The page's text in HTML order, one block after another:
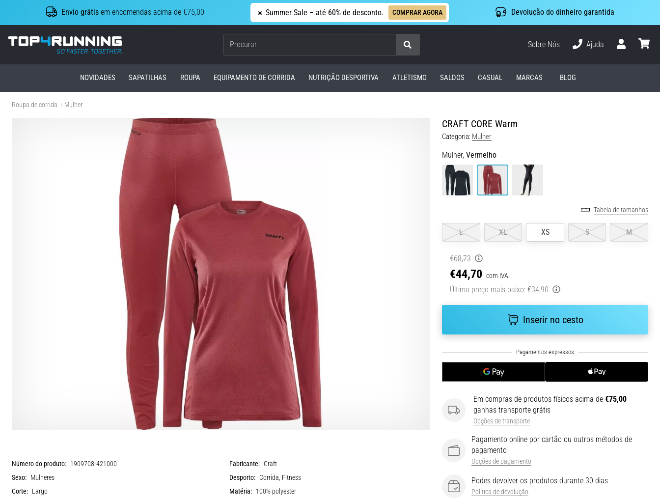
Envio grátis em encomendas acima de €75,00 ☀️ Summer Sale – até 60% de desconto. COMPRAR AGORA Devolução do dinheiro garantida
Top4Running.pt
Procurar
Sobre Nós
Ajuda
NOVIDADES SAPATILHAS ROUPA EQUIPAMENTO DE CORRIDA NUTRIÇÃO DESPORTIVA ATLETISMO SALDOS CASUAL MARCAS BLOG
Roupa de corrida Mulher
CRAFT CORE Warm
Categoria: Mulher
Mulher, Vermelho
Tabela de tamanhos
L XL XS S M
€68,73
€44,70 com IVA
Último preço mais baixo: €34,90
Inserir no cesto
Em compras de produtos físicos acima de €75,00
ganhas transporte grátis
Opções de transporte
Pagamento online por cartão ou outros métodos de
pagamento
Opções de pagamento
Podes devolver os produtos durante 30 dias
Política de devolução
Número do produto: 1909708-421000 Fabricante: Craft
Sexo: Mulheres Desporto: Corrida, Fitness
Corte: Largo Matéria: 100% polyester